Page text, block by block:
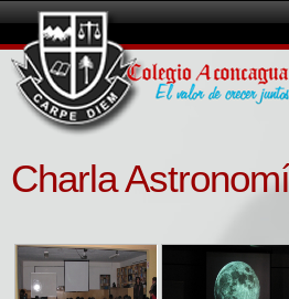
Charla